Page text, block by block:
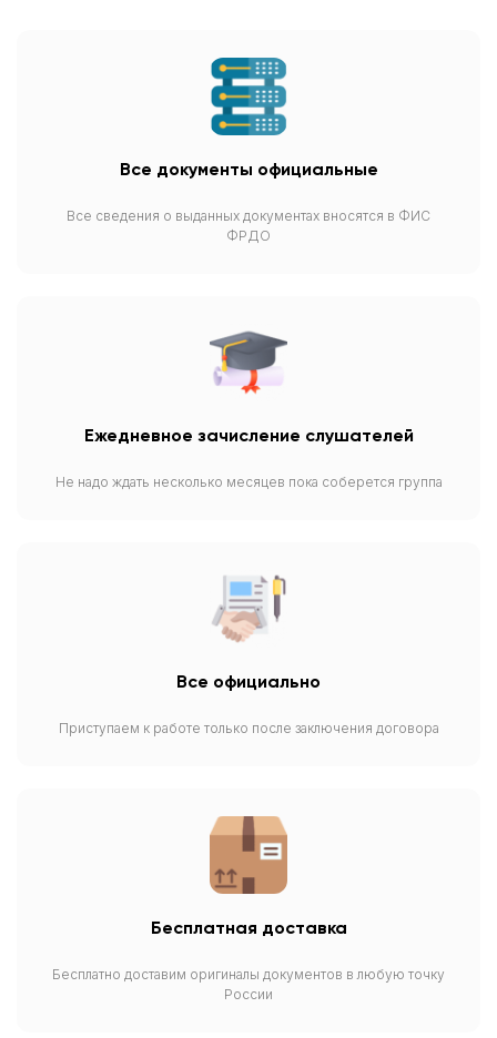
Все документы официальные
Все сведения о выданных документах вносятся в ФИС
ФРДО
Ежедневное зачисление слушателей
Не надо ждать несколько месяцев пока соберется группа
Все официально
Приступаем к работе только после заключения договора
Бесплатная доставка
Бесплатно доставим оригиналы документов в любую точку
России